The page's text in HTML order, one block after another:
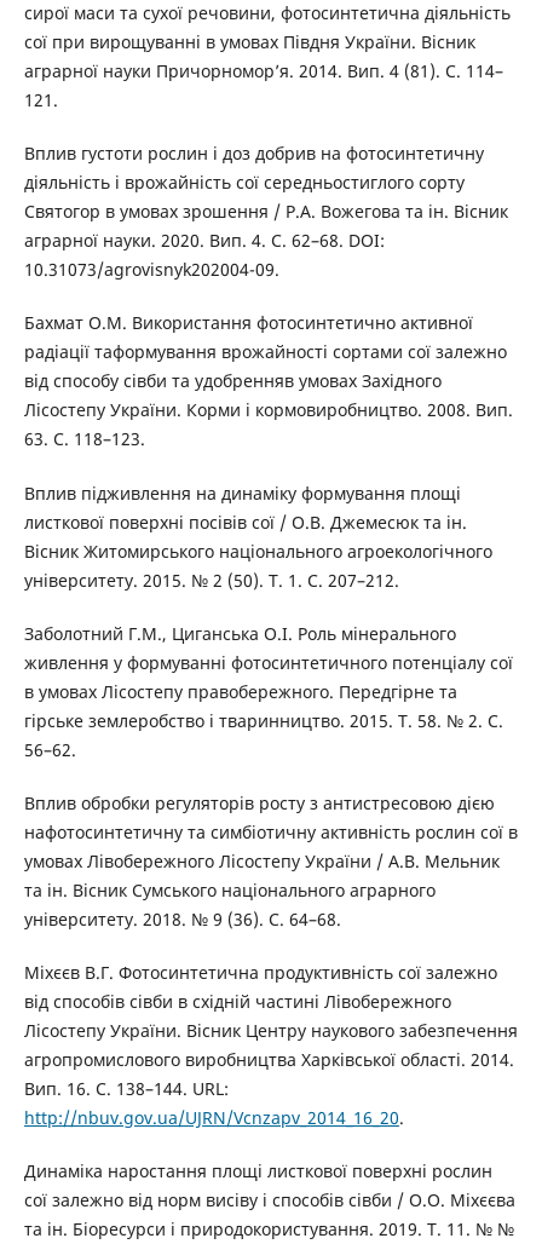
сирої маси та сухої речовини, фотосинтетична діяльність
сої при вирощуванні в умовах Півдня України. Вісник
аграрної науки Причорномор’я. 2014. Вип. 4 (81). С. 114–
121.
Вплив густоти рослин і доз добрив на фотосинтетичну
діяльність і врожайність сої середньостиглого сорту
Святогор в умовах зрошення / Р.А. Вожегова та ін. Вісник
аграрної науки. 2020. Вип. 4. С. 62–68. DOI:
10.31073/agrovisnyk202004-09.
Бахмат О.М. Використання фотосинтетично активної
радіації таформування врожайності сортами сої залежно
від способу сівби та удобренняв умовах Західного
Лісостепу України. Корми і кормовиробництво. 2008. Вип.
63. С. 118–123.
Вплив підживлення на динаміку формування площі
листкової поверхні посівів сої / О.В. Джемесюк та ін.
Вісник Житомирського національного агроекологічного
університету. 2015. № 2 (50). Т. 1. С. 207–212.
Заболотний Г.М., Циганська О.І. Роль мінерального
живлення у формуванні фотосинтетичного потенціалу сої
в умовах Лісостепу правобережного. Передгірне та
гірське землеробство і тваринництво. 2015. Т. 58. № 2. С.
56–62.
Вплив обробки регуляторів росту з антистресовою дією
нафотосинтетичну та симбіотичну активність рослин сої в
умовах Лівобережного Лісостепу України / А.В. Мельник
та ін. Вісник Сумського національного аграрного
університету. 2018. № 9 (36). С. 64–68.
Міхєєв В.Г. Фотосинтетична продуктивність сої залежно
від способів сівби в східній частині Лівобережного
Лісостепу України. Вісник Центру наукового забезпечення
агропромислового виробництва Харківської області. 2014.
Вип. 16. С. 138–144. URL:
http://nbuv.gov.ua/UJRN/Vcnzapv_2014_16_20.
Динаміка наростання площі листкової поверхні рослин
сої залежно від норм висіву і способів сівби / О.О. Міхєєва
та ін. Біоресурси і природокористування. 2019. Т. 11. № №